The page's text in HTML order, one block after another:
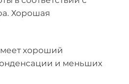
Хорошая
хороший
и меньших